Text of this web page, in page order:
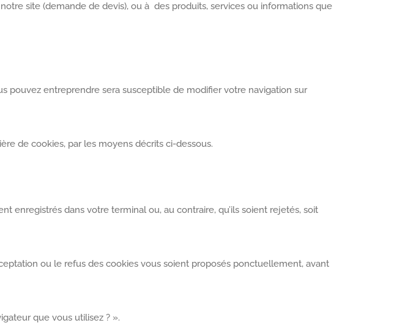
site (demande de devis), ou à des produits, services ou informations que
pouvez entreprendre sera susceptible de modifier votre navigation sur
de cookies, par les moyens décrits ci-dessous.
enregistrés dans votre terminal ou, au contraire, qu’ils soient rejetés, soit
ou le refus des cookies vous soient proposés ponctuellement, avant
que vous utilisez ? ».